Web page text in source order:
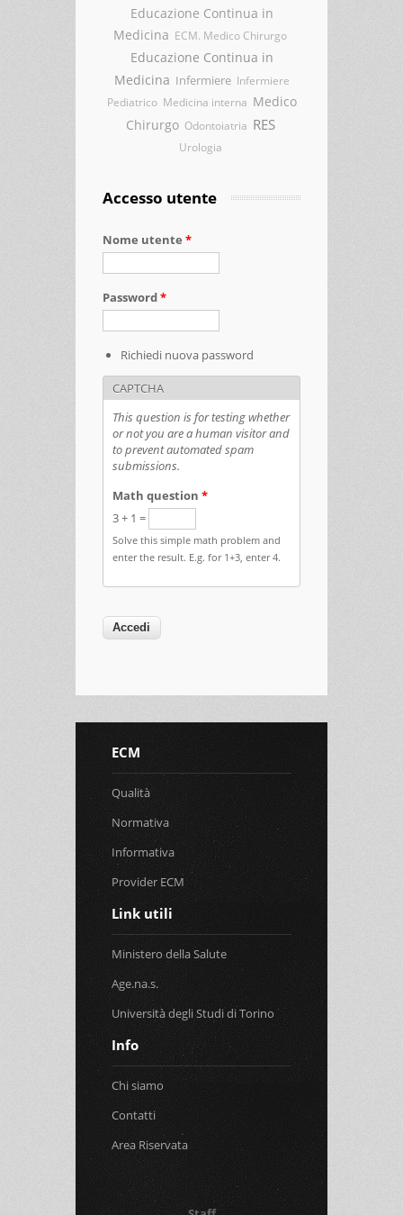
Educazione Continua in
Medicina ECM. Medico Chirurgo
Educazione Continua in
Medicina Infermiere Infermiere
Pediatrico Medicina interna Medico
Chirurgo Odontoiatria RES
Urologia
Accesso utente
Nome utente *
Password*
Richiedi nuova password
CAPTCHA
This question is for testing whether
or not you are a human visitor and
to prevent automated spam
submissions.
Math question *
3 + 1 =
Solve this simple math problem and
enter the result. E.g. for 1+3, enter 4.
ECM
Qualità
Normativa
Informativa
Provider ECM
Link utili
Ministero della Salute
Age.na.s.
Università degli Studi di Torino
Info
Chi siamo
Contatti
Area Riservata